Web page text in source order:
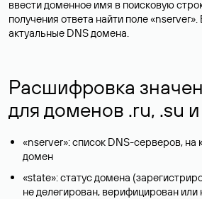
ввести доменное имя в поисковую
получения ответа найти поле
актуальные DNS домена.
Расшифровка
для доменов .ru, .su
«nserver»: список DNS-серверов, на
домен
«state»: статус домена
не делегирован, верифицирован